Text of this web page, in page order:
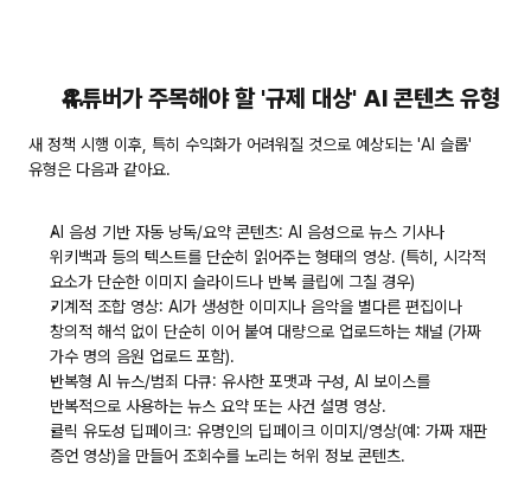
유튜버가 주목해야 할 '규제 대상' AI 콘텐츠 유형
새 정책 시행 이후, 특히 수익화가 어려워질 것으로 예상되는 'AI 슬롭'
유형은 다음과 같아요.
AI 음성 기반 자동 낭독/요약 콘텐츠: AI 음성으로 뉴스 기사나
위키백과 등의 텍스트를 단순히 읽어주는 형태의 영상. (특히, 시각적
요소가 단순한 이미지 슬라이드나 반복 클립에 그칠 경우)
기계적 조합 영상: AI가 생성한 이미지나 음악을 별다른 편집이나
창의적 해석 없이 단순히 이어 붙여 대량으로 업로드하는 채널 (가짜
가수 명의 음원 업로드 포함).
반복형 AI 뉴스/범죄 다큐: 유사한 포맷과 구성, AI 보이스를
반복적으로 사용하는 뉴스 요약 또는 사건 설명 영상.
클릭 유도성 딥페이크: 유명인의 딥페이크 이미지/영상(예: 가짜 재판
증언 영상)을 만들어 조회수를 노리는 허위 정보 콘텐츠.